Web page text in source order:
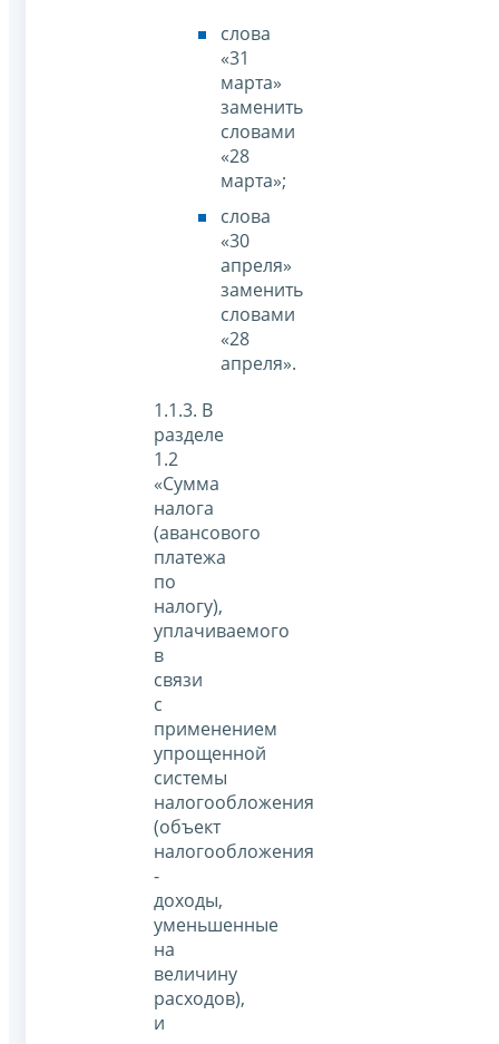
слова
«31
марта»
заменить
словами
«28
марта»;
слова
«30
апреля»
заменить
словами
«28
апреля».
1.1.3. В
разделе
1.2
«Сумма
налога
(авансового
платежа
по
налогу),
уплачиваемого
в
связи
с
применением
упрощенной
системы
налогообложения
(объект
налогообложения
-
доходы,
уменьшенные
на
величину
расходов),
и